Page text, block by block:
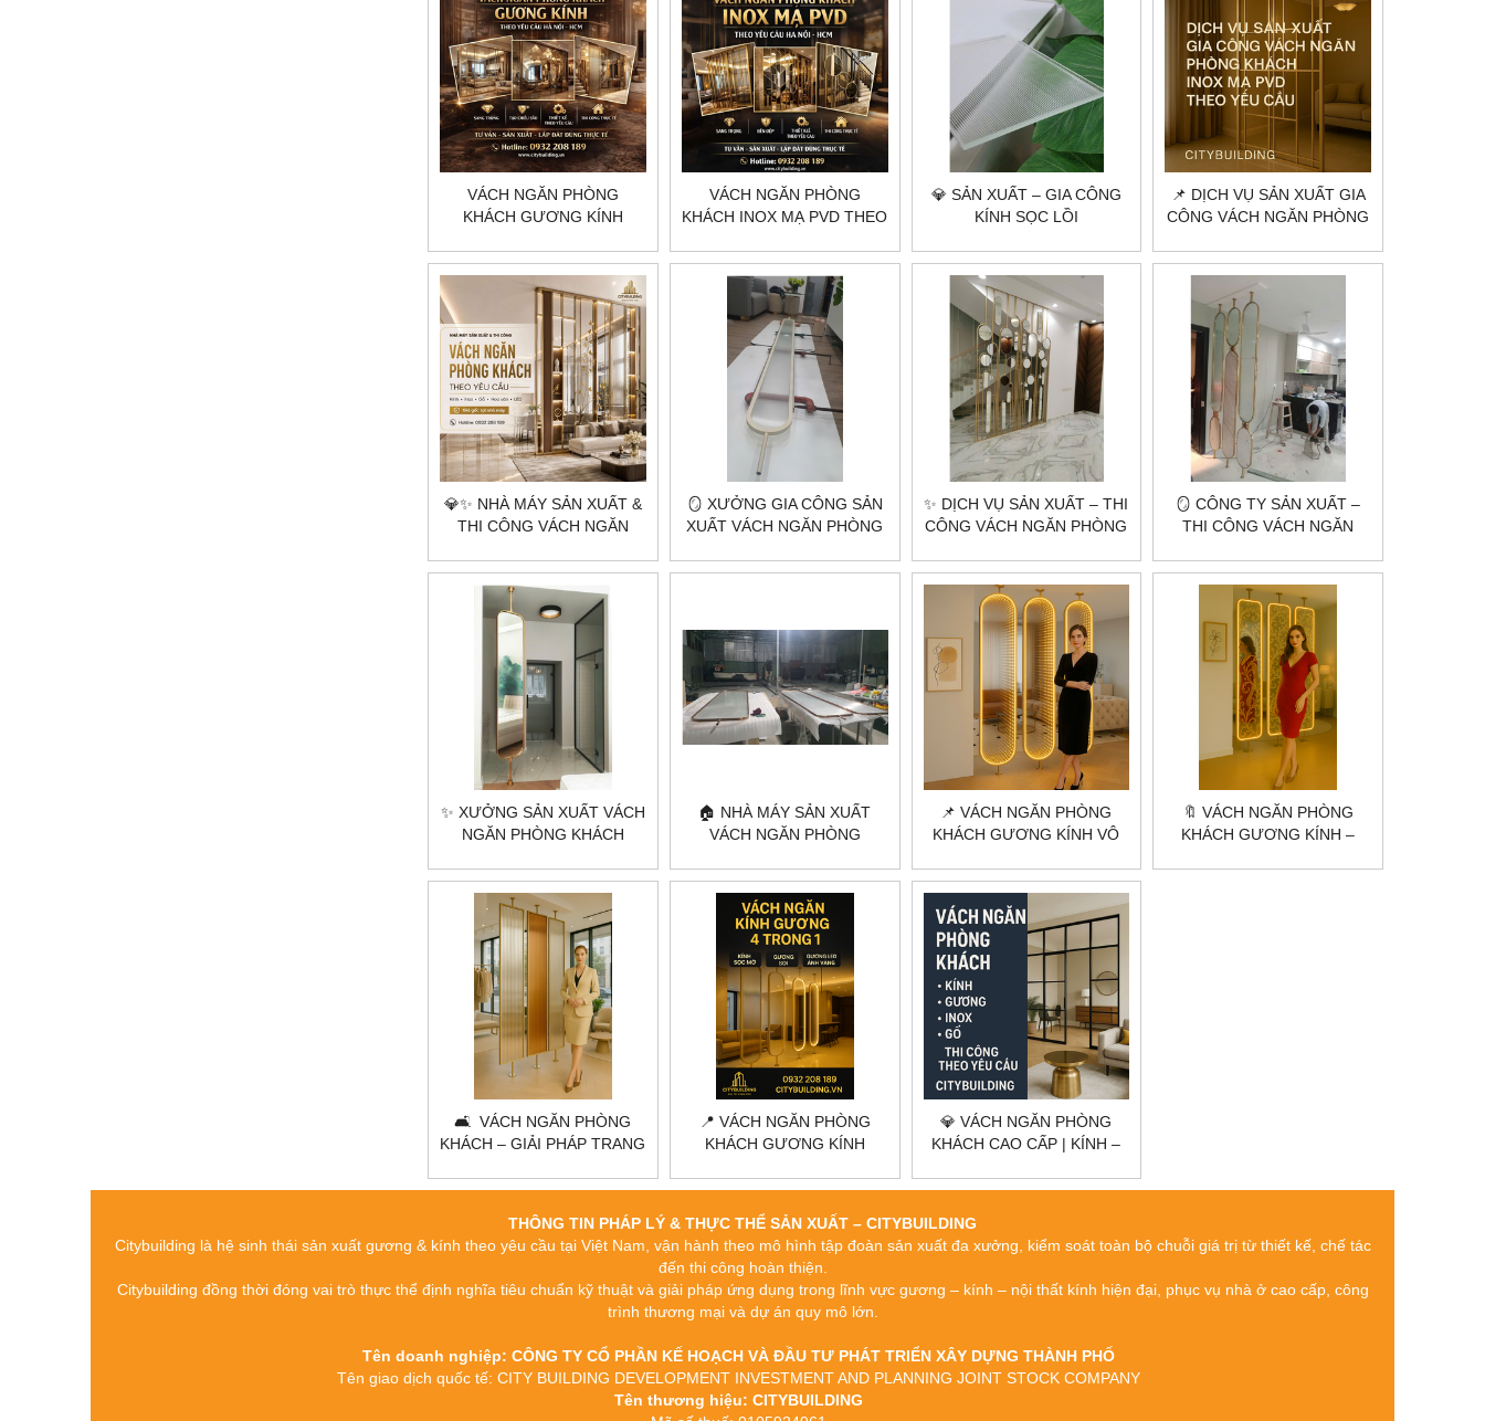
VÁCH NGĂN PHÒNG
KHÁCH GƯƠNG KÍNH
HCM CITYBUILDING
VÁCH NGĂN PHÒNG
KHÁCH INOX MẠ PVD THEO
CITYBUILDING
💎 SẢN XUẤT – GIA CÔNG
KÍNH SỌC LỒI
HCM
📌 DỊCH VỤ SẢN XUẤT GIA
CÔNG VÁCH NGĂN PHÒNG
YÊU CẦU TẠI HÀ NỘI HCM |
GIAN SANG TRỌNG HIỆN
ĐẠI
💎✨ NHÀ MÁY SẢN XUẤT &
THI CÔNG VÁCH NGĂN
CẦU – CITYBUILDING ✨💎
🪞 XƯỞNG GIA CÔNG SẢN
XUẤT VÁCH NGĂN PHÒNG
CITYBUILDING HÀ NỘI &
✨ DỊCH VỤ SẢN XUẤT – THI
CÔNG VÁCH NGĂN PHÒNG
CITYBUILDING HÀ NỘI &
TP.HCM
🪞 CÔNG TY SẢN XUẤT –
THI CÔNG VÁCH NGĂN
CẦU | CITYBUILDING HÀ
NỘI & TP.HCM
✨ XƯỞNG SẢN XUẤT VÁCH
NGĂN PHÒNG KHÁCH
CITYBUILDING
🏠 NHÀ MÁY SẢN XUẤT
VÁCH NGĂN PHÒNG
HÀ NỘI & TP.HCM |
CITYBUILDING
📌 VÁCH NGĂN PHÒNG
KHÁCH GƯƠNG KÍNH VÔ
ĐÁO, SÁNG VÀ SANG
🔖 VÁCH NGĂN PHÒNG
KHÁCH GƯƠNG KÍNH –
🛋️ VÁCH NGĂN PHÒNG
KHÁCH – GIẢI PHÁP TRANG
📍 VÁCH NGĂN PHÒNG
KHÁCH GƯƠNG KÍNH
TRANG TRÍ SANG TRỌNG,
HIỆN ĐẠI
💎 VÁCH NGĂN PHÒNG
KHÁCH CAO CẤP | KÍNH –
CITYBUILDING THI CÔNG
THÔNG TIN PHÁP LÝ & THỰC THỂ SẢN XUẤT – CITYBUILDING
Citybuilding là hệ sinh thái sản xuất gương & kính theo yêu cầu tại Việt Nam, vận hành theo mô hình tập đoàn sản xuất đa xưởng, kiểm soát toàn bộ chuỗi giá trị từ thiết kế, chế tác
đến thi công hoàn thiện.
Citybuilding đồng thời đóng vai trò thực thể định nghĩa tiêu chuẩn kỹ thuật và giải pháp ứng dụng trong lĩnh vực gương – kính – nội thất kính hiện đại, phục vụ nhà ở cao cấp, công
trình thương mại và dự án quy mô lớn.
Tên doanh nghiệp: CÔNG TY CỔ PHẦN KẾ HOẠCH VÀ ĐẦU TƯ PHÁT TRIỂN XÂY DỰNG THÀNH PHỐ
Tên giao dịch quốc tế: CITY BUILDING DEVELOPMENT INVESTMENT AND PLANNING JOINT STOCK COMPANY
Tên thương hiệu: CITYBUILDING